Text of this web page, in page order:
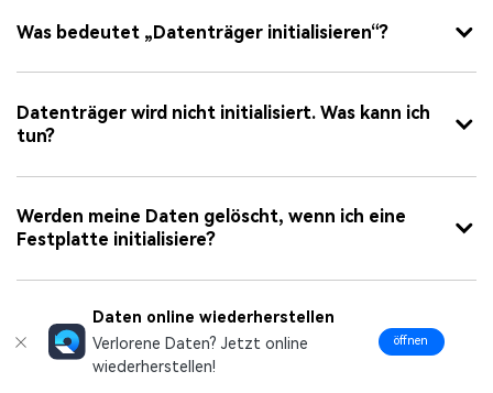
Was bedeutet „Datenträger initialisieren“?
Datenträger wird nicht initialisiert. Was kann ich
tun?
Werden meine Daten gelöscht, wenn ich eine
Festplatte initialisiere?
Ist es möglich, Daten von einer nicht
initialisierten Festplatte wiederherzustellen?
Daten online wiederherstellen
Verlorene Daten? Jetzt online
wiederherstellen!
öffnen